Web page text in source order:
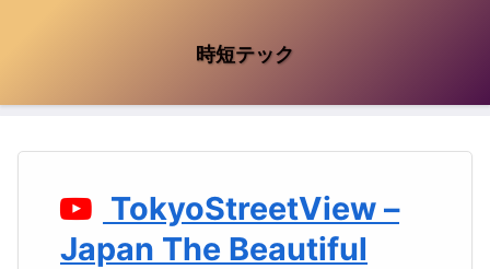
時短テック
TokyoStreetView –
Japan The Beautiful